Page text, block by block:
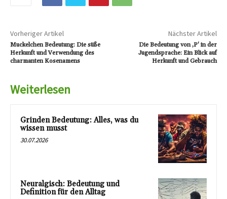
Vorheriger Artikel
Muckelchen Bedeutung: Die süße
Herkunft und Verwendung des
charmanten Kosenamens
Nächster Artikel
Die Bedeutung von ‚P‘ in der
Jugendsprache: Ein Blick auf
Herkunft und Gebrauch
Weiterlesen
Grinden Bedeutung: Alles, was du
wissen musst
30.07.2026
Neuralgisch: Bedeutung und
Definition für den Alltag